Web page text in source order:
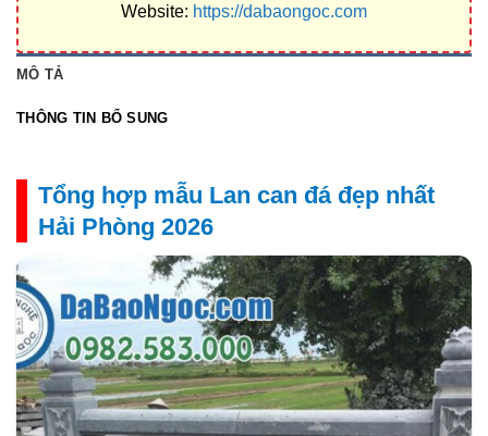
Website: https://dabaongoc.com
MÔ TẢ
THÔNG TIN BỔ SUNG
Tổng hợp mẫu Lan can đá đẹp nhất
Hải Phòng 2026